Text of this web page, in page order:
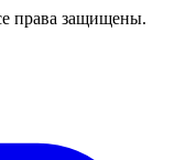
права защищены.